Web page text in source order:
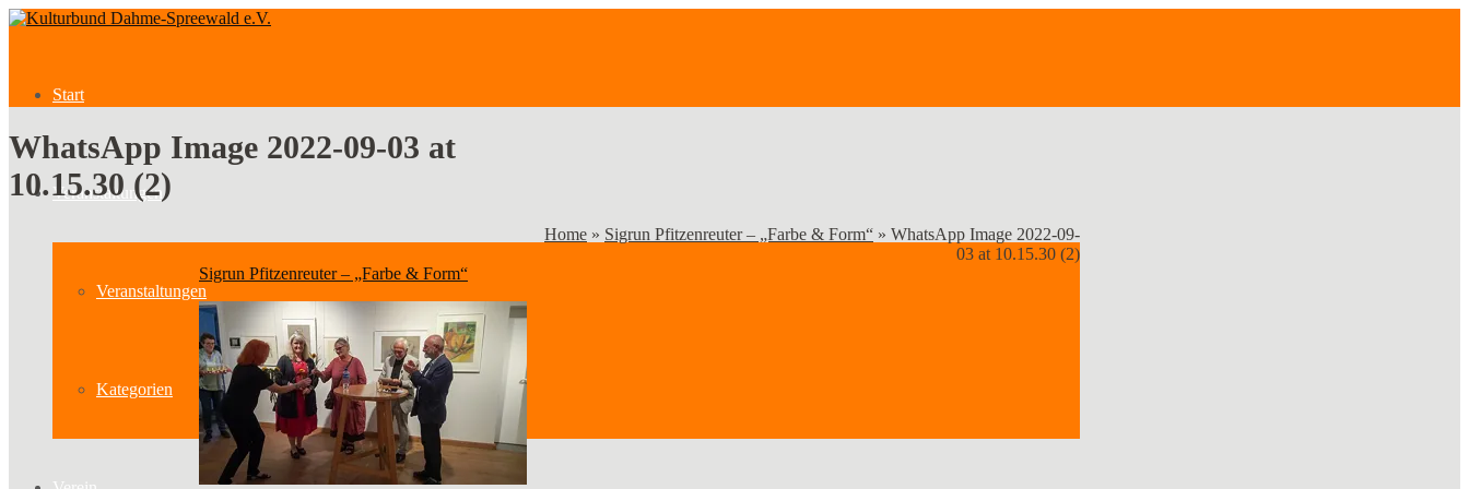
Start
Veranstaltungen
Veranstaltungen
Kategorien
WhatsApp Image 2022-09-03 at
10.15.30 (2)
Home » Sigrun Pfitzenreuter – „Farbe & Form“ » WhatsApp Image 2022-09-
03 at 10.15.30 (2)
Sigrun Pfitzenreuter – „Farbe & Form“